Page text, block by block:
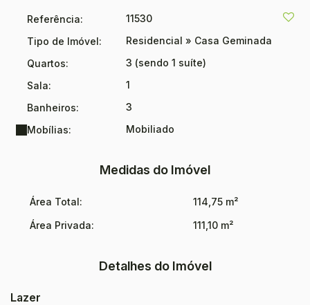
🔹 Garagem
oferece:
✔ Piscina coletiva
✔ Ambiente seguro e exclusivo
💰 Valor de venda: R$ 980.000,00
Ideal para quem busca viver com mais conforto, segurança e
Referência:
11530
Tipo de Imóvel:
Residencial » Casa Geminada
Quartos:
3 (sendo 1 suíte)
Sala:
1
Banheiros:
3
Mobílias:
Mobiliado
Medidas do Imóvel
Área Total:
114,75 m²
Área Privada:
111,10 m²
Detalhes do Imóvel
Lazer